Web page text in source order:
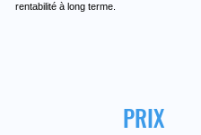
rentabilité à long terme.
PRIX